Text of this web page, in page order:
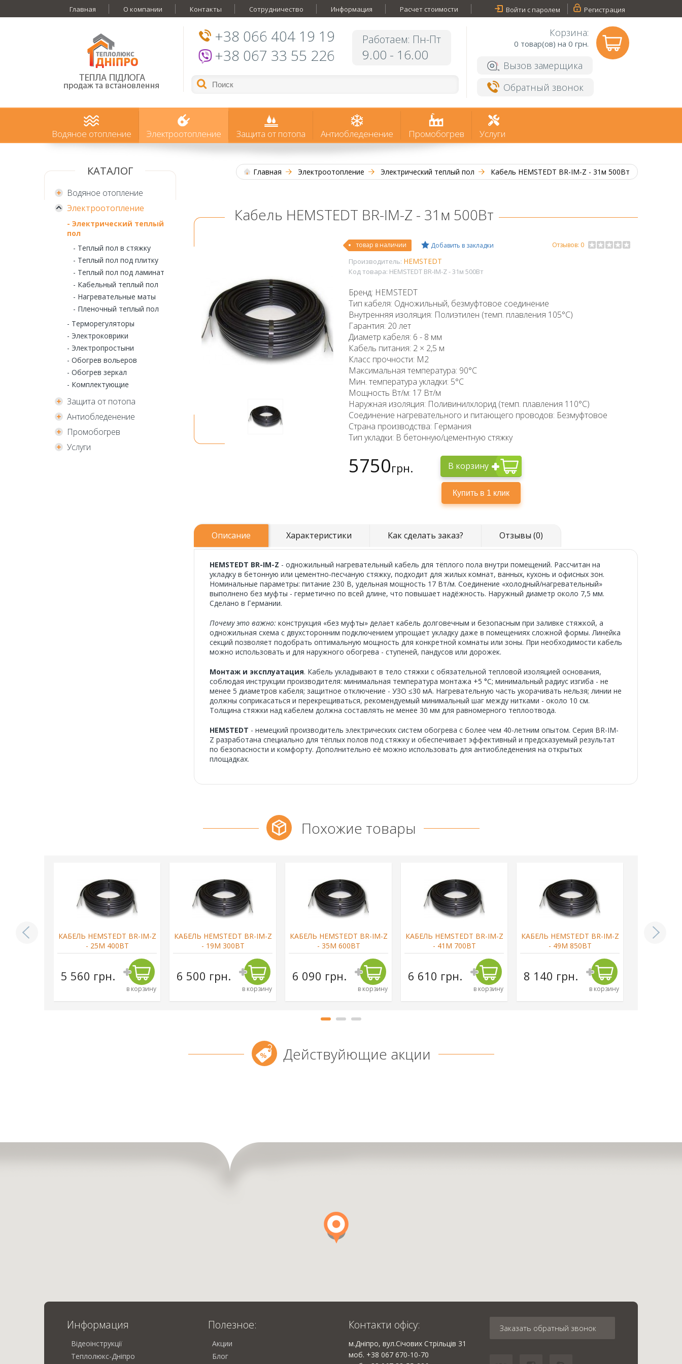
Главная О компании Контакты Сотрудничество Информация Расчет стоимости Войти с паролем Регистрация
+38 066 404 19 19
+38 067 33 55 226
Работаем: Пн-Пт
9.00 - 16.00
Корзина:
0 товар(ов) на 0 грн.
Вызов замерщика
Обратный звонок
Водяное отопление Электроотопление Защита от потопа Антиобледенение Промобогрев Услуги
КАТАЛОГ
Водяное отопление
Электроотопление
- Электрический теплый
пол
- Теплый пол в стяжку
- Теплый пол под плитку
- Теплый пол под ламинат
- Кабельный теплый пол
- Нагревательные маты
- Пленочный теплый пол
- Терморегуляторы
- Электроковрики
- Электропростыни
- Обогрев вольеров
- Обогрев зеркал
- Комплектующие
Защита от потопа
Антиобледенение
Промобогрев
Услуги
Главная Электроотопление Электрический теплый пол Кабель HEMSTEDT BR-IM-Z - 31м 500Вт
Кабель HEMSTEDT BR-IM-Z - 31м 500Вт
товар в наличии Добавить в закладки Отзывов: 0
Производитель: HEMSTEDT
Код товара: HEMSTEDT BR-IM-Z - 31м 500Вт
Бренд: HEMSTEDT
Тип кабеля: Одножильный, безмуфтовое соединение
Внутренняя изоляция: Полиэтилен (темп. плавления 105°C)
Гарантия: 20 лет
Диаметр кабеля: 6 - 8 мм
Кабель питания: 2 × 2,5 м
Класс прочности: М2
Максимальная температура: 90°C
Мин. температура укладки: 5°C
Мощность Вт/м: 17 Вт/м
Наружная изоляция: Поливинилхлорид (темп. плавления 110°C)
Соединение нагревательного и питающего проводов: Безмуфтовое
Страна производства: Германия
Тип укладки: В бетонную/цементную стяжку
5750грн. В корзину
Описание Характеристики Как сделать заказ? Отзывы (0)
HEMSTEDT BR-IM-Z - одножильный нагревательный кабель для тёплого пола внутри помещений. Рассчитан на
укладку в бетонную или цементно-песчаную стяжку, подходит для жилых комнат, ванных, кухонь и офисных зон.
Номинальные параметры: питание 230 В, удельная мощность 17 Вт/м. Соединение «холодный/нагревательный»
выполнено без муфты - герметично по всей длине, что повышает надёжность. Наружный диаметр около 7,5 мм.
Сделано в Германии.
Почему это важно: конструкция «без муфты» делает кабель долговечным и безопасным при заливке стяжкой, а
одножильная схема с двухсторонним подключением упрощает укладку даже в помещениях сложной формы. Линейка
секций позволяет подобрать оптимальную мощность для конкретной комнаты или зоны. При необходимости кабель
можно использовать и для наружного обогрева - ступеней, пандусов или дорожек.
Монтаж и эксплуатация. Кабель укладывают в тело стяжки с обязательной тепловой изоляцией основания,
соблюдая инструкции производителя: минимальная температура монтажа +5 °C; минимальный радиус изгиба - не
менее 5 диаметров кабеля; защитное отключение - УЗО ≤30 мА. Нагревательную часть укорачивать нельзя; линии не
должны соприкасаться и перекрещиваться, рекомендуемый минимальный шаг между нитками - около 10 см.
Толщина стяжки над кабелем должна составлять не менее 30 мм для равномерного теплоотвода.
HEMSTEDT - немецкий производитель электрических систем обогрева с более чем 40-летним опытом. Серия BR-IM-
Z разработана специально для тёплых полов под стяжку и обеспечивает эффективный и предсказуемый результат
по безопасности и комфорту. Дополнительно её можно использовать для антиобледенения на открытых
площадках.
Похожие товары
BR-IM-Z
КАБЕЛЬ HEMSTEDT BR-IM-Z
- 25М 400ВТ
5 560 грн.
в корзину
КАБЕЛЬ HEMSTEDT BR-IM-Z
- 19М 300ВТ
6 500 грн.
в корзину
КАБЕЛЬ HEMSTEDT BR-IM-Z
- 35М 600ВТ
6 090 грн.
в корзину
КАБЕЛЬ HEMSTEDT BR-IM-Z
- 41М 700ВТ
6 610 грн.
в корзину
КАБЕЛЬ HEMSTEDT BR-IM-Z
- 49М 850ВТ
8 140 грн.
в корзину
КАБЕЛЬ
Действуйющие акции
Информация
Відеоінструкції
Теплолюкс-Дніпро
Полезное:
Акции
Блог
Контакти офісу:
м.Дніпро, вул.Січових Стрільців 31
моб. +38 067 670-10-70
Заказать обратный звонок